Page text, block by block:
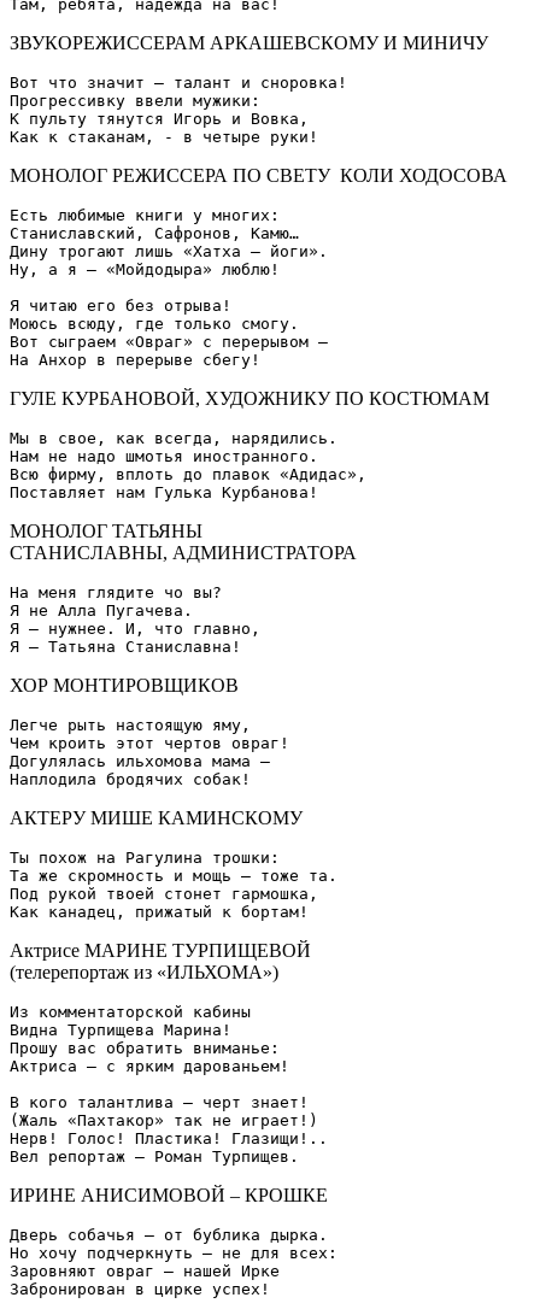
ЗВУКОРЕЖИССЕРАМ АРКАШЕВСКОМУ И МИНИЧУ
Вот что значит – талант и сноровка!
Прогрессивку ввели мужики:
К пульту тянутся Игорь и Вовка,
МОНОЛОГ РЕЖИССЕРА ПО СВЕТУ КОЛИ ХОДОСОВА
Есть любимые книги у многих:
Станиславский, Сафронов, Камю…
Дину трогают лишь «Хатха – йоги».
Ну, а я – «Мойдодыра» люблю!
Я читаю его без отрыва!
Моюсь всюду, где только смогу.
Вот сыграем «Овраг» с перерывом –
ГУЛЕ КУРБАНОВОЙ, ХУДОЖНИКУ ПО КОСТЮМАМ
Мы в свое, как всегда, нарядились.
Нам не надо шмотья иностранного.
Всю фирму, вплоть до плавок «Адидас»,
МОНОЛОГ ТАТЬЯНЫ
СТАНИСЛАВНЫ, АДМИНИСТРАТОРА
На меня глядите чо вы?
Я не Алла Пугачева.
Я – нужнее. И, что главно,
ХОР МОНТИРОВЩИКОВ
Легче рыть настоящую яму,
Чем кроить этот чертов овраг!
Догулялась ильхомова мама –
АКТЕРУ МИШЕ КАМИНСКОМУ
Ты похож на Рагулина трошки:
Та же скромность и мощь – тоже та.
Под рукой твоей стонет гармошка,
Актрисе МАРИНЕ ТУРПИЩЕВОЙ
(телерепортаж из «ИЛЬХОМА»)
Из комментаторской кабины
Видна Турпищева Марина!
Прошу вас обратить вниманье:
Актриса – с ярким дарованьем!
В кого талантлива – черт знает!
(Жаль «Пахтакор» так не играет!)
Нерв! Голос! Пластика! Глазищи!..
ИРИНЕ АНИСИМОВОЙ – КРОШКЕ
Дверь собачья – от бублика дырка.
Но хочу подчеркнуть – не для всех:
Заровняют овраг – нашей Ирке